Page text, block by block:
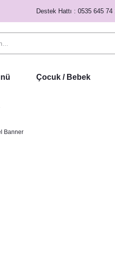
Destek Hattı : 0535 645 74
Çocuk / Bebek